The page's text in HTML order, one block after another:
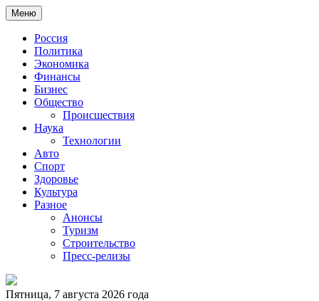
Меню
Россия
Политика
Экономика
Финансы
Бизнес
Общество
Происшествия
Наука
Технологии
Авто
Спорт
Здоровье
Культура
Разное
Анонсы
Туризм
Строительство
Пресс-релизы
Пятница, 7 августа 2026 года